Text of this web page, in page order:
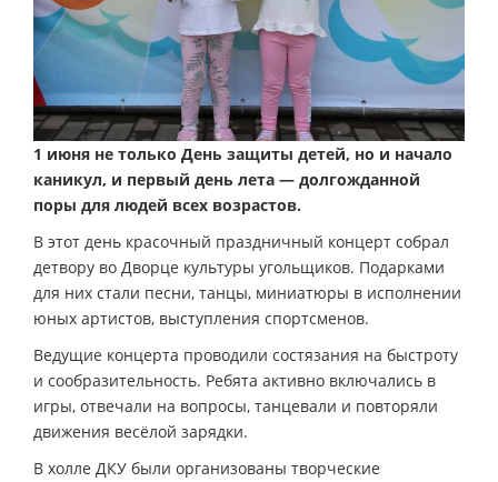
1 июня не только День защиты детей, но и начало
каникул, и первый день лета — долгожданной
поры для людей всех возрастов.
В этот день красочный праздничный концерт собрал
детвору во Дворце культуры угольщиков. Подарками
для них стали песни, танцы, миниатюры в исполнении
юных артистов, выступления спортсменов.
Ведущие концерта проводили состязания на быстроту
и сообразительность. Ребята активно включались в
игры, отвечали на вопросы, танцевали и повторяли
движения весёлой зарядки.
В холле ДКУ были организованы творческие